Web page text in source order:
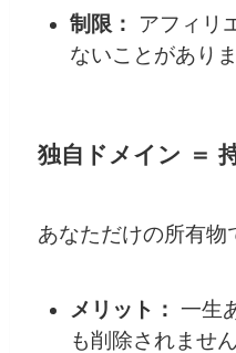
制限：
アフィリ
ないことがありま
独自ドメイン ＝
あなただけの所有物
メリット： 一生
も削除されません